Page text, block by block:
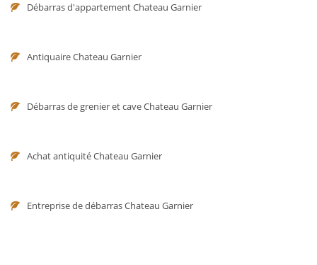
Débarras d'appartement Chateau Garnier
Antiquaire Chateau Garnier
Débarras de grenier et cave Chateau Garnier
Achat antiquité Chateau Garnier
Entreprise de débarras Chateau Garnier